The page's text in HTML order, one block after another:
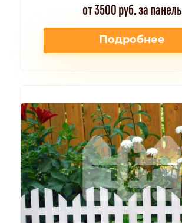
от 3500 руб. за панель
Подробнее